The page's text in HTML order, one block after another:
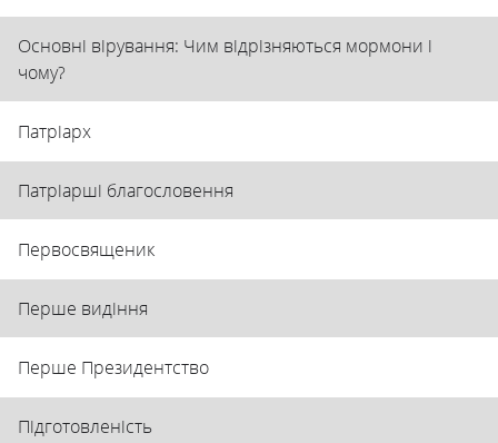
Основні вірування: Чим відрізняються мормони і
чому?
Патріарх
Патріарші благословення
Первосвященик
Перше видіння
Перше Президентство
Підготовленість